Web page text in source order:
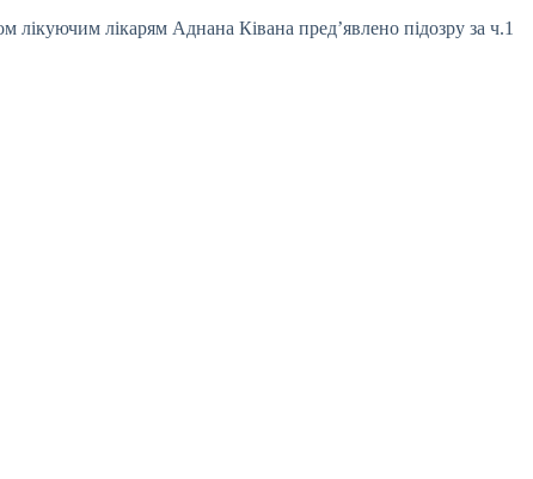
лікуючим лікарям Аднана Ківана пред’явлено підозру за ч.1